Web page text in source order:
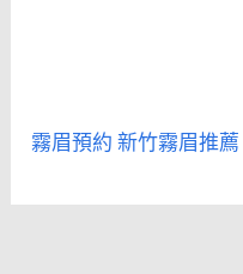
霧眉預約新竹霧眉推薦